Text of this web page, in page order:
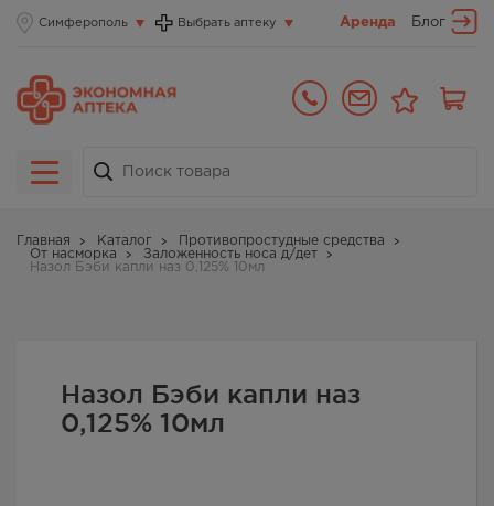
Симферополь Выбрать аптеку Аренда Блог
Главная Каталог
Противопростудные средства
От насморка
Заложенность носа д/дет
Назол Бэби капли наз 0,125% 10мл
Назол Бэби капли наз
0,125% 10мл